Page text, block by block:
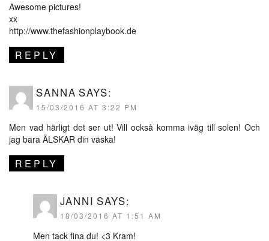
Awesome pictures!
xx
http://www.thefashionplaybook.de
REPLY
SANNA SAYS:
15/03/2016 AT 3:22 PM
Men vad härligt det ser ut! Vill också komma iväg till solen! Och
jag bara ÄLSKAR din väska!
REPLY
JANNI SAYS:
18/03/2016 AT 1:51 AM
Men tack fina du! <3 Kram!